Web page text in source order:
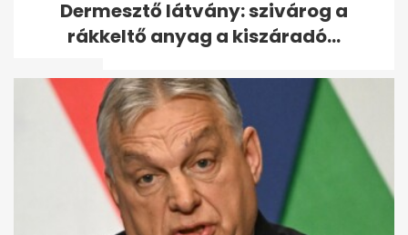
két barcsi apa ugrott a
fuldokló...
Dermesztő látvány: szivárog a
rákkeltő anyag a kiszáradó...